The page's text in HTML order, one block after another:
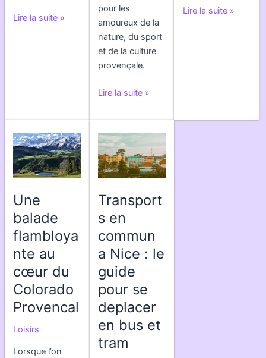
Un
:
activites
et
decouvertes
Lire la suite »
pour les
amoureux de la
nature, du sport
et de la culture
provençale.
Les
de
Montmirail
:
Un
tresor
naturel
en
Vaucluse
Provence
Lire la suite »
Ou
Maritimes
Lire la suite »
Une
balade
flambloya
nte au
cœur du
Colorado
Provencal
Loisirs
Lorsque l’on
Transport
s en
commun
a Nice : le
guide
pour se
deplacer
en bus et
tram